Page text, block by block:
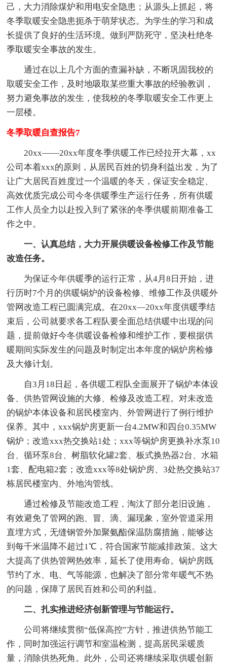
己，大力消除煤炉和用电安全隐患；从源头上抓起，将
冬季取暖安全隐患扼杀于萌芽状态。为学生的学习和成
长提供了良好的生活环境。做到严防死守，坚决杜绝冬
季取暖安全事故的发生。
通过在以上几个方面的查漏补缺，不断巩固我校的
取暖安全工作，及时地吸取某些重大事故的经验教训，
努力避免事故的发生，使我校的冬季取暖安全工作更上
一层楼。
冬季取暖自查报告7
20xx——20xx年度冬季供暖工作已经拉开大幕，xx
公司本着xxx的原则，从居民百姓的切身利益出发，为了
让广大居民百姓度过一个温暖的冬天，保证安全稳定、
高效优质完成公司今冬供暖季生产运行任务，所有供暖
工作人员全力以赴投入到了紧张的冬季供暖前期准备工
作之中。
一、认真总结，大力开展供暖设备检修工作及节能
改造任务。
为保证今年供暖季的运行正常，从4月8日开始，进
行历时7个月的供暖锅炉的设备检修、维修工作及供暖外
管网改造工程已圆满完成。在20xx—20xx年度供暖季结
束后，公司就要求各工程队要全面总结供暖中出现的问
题，提前做好今冬供暖设备检修和维护工作，要根据供
暖期间实际发生的问题及时制定出本年度的锅炉房检修
及大修计划。
自3月18日起，各供暖工程队全面展开了锅炉本体设
备、供热管网设施的大修、检修及改造工程。对未改造
的锅炉本体设备和居民楼室内、外管网进行了例行维护
保养。其中，xxx锅炉房更新一台4.2MW和四台0.35MW
锅炉；改造xxx热交换站1处；xxx等锅炉房更换补水泵10
台、循环泵8台、树脂软化罐2套、板式换热器2台、水箱
1套、配电箱2套；改造xxx等8处锅炉房、3处热交换站37
栋居民楼室内、外地沟管线。
通过检修及节能改造工程，淘汰了部分老旧设施，
有效避免了管网的跑、冒、滴、漏现象，室外管道采用
直埋方式，无缝钢管外加聚氨酯保温防腐措施，能够达
到每千米温降不超过1℃，符合国家节能减排政策。这大
大提高了供热管网热效率，延长了使用寿命。锅炉房既
节约了水、电、气等能源，也解决了部分常年暖气不热
的问题，保障了居民百姓和公司的利益。
二、扎实推进经济创新管理与节能运行。
公司将继续贯彻“低保高控”方针，推进供热节能工
作，同时加强运行调节和室温检测，提高居民采暖质
量，消除供热死角。此外，公司还将继续采取供暖创新